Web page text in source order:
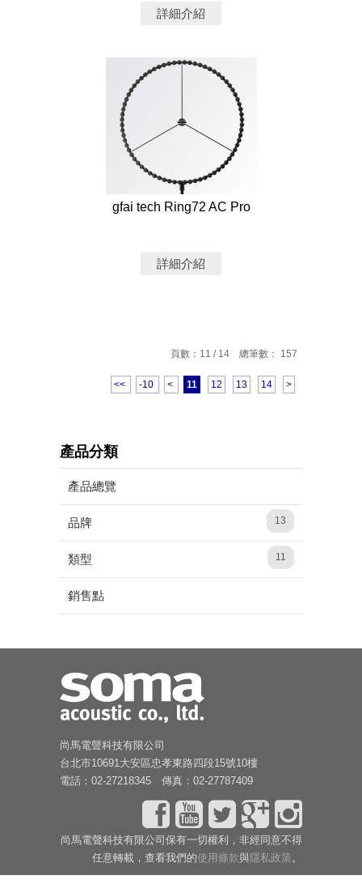
詳細介紹
gfai tech Ring72 AC Pro
詳細介紹
頁數：11 / 14 總筆數： 157
<< -10 < 11 12 13 14 >
產品分類
產品總覽
品牌 13
類型 11
銷售點
尚馬電聲科技有限公司
台北市10691大安區忠孝東路四段15號10樓
電話：02-27218345 傳真：02-27787409
尚馬電聲科技有限公司保有一切權利，非經同意不得
任意轉載，查看我們的使用條款與隱私政策。